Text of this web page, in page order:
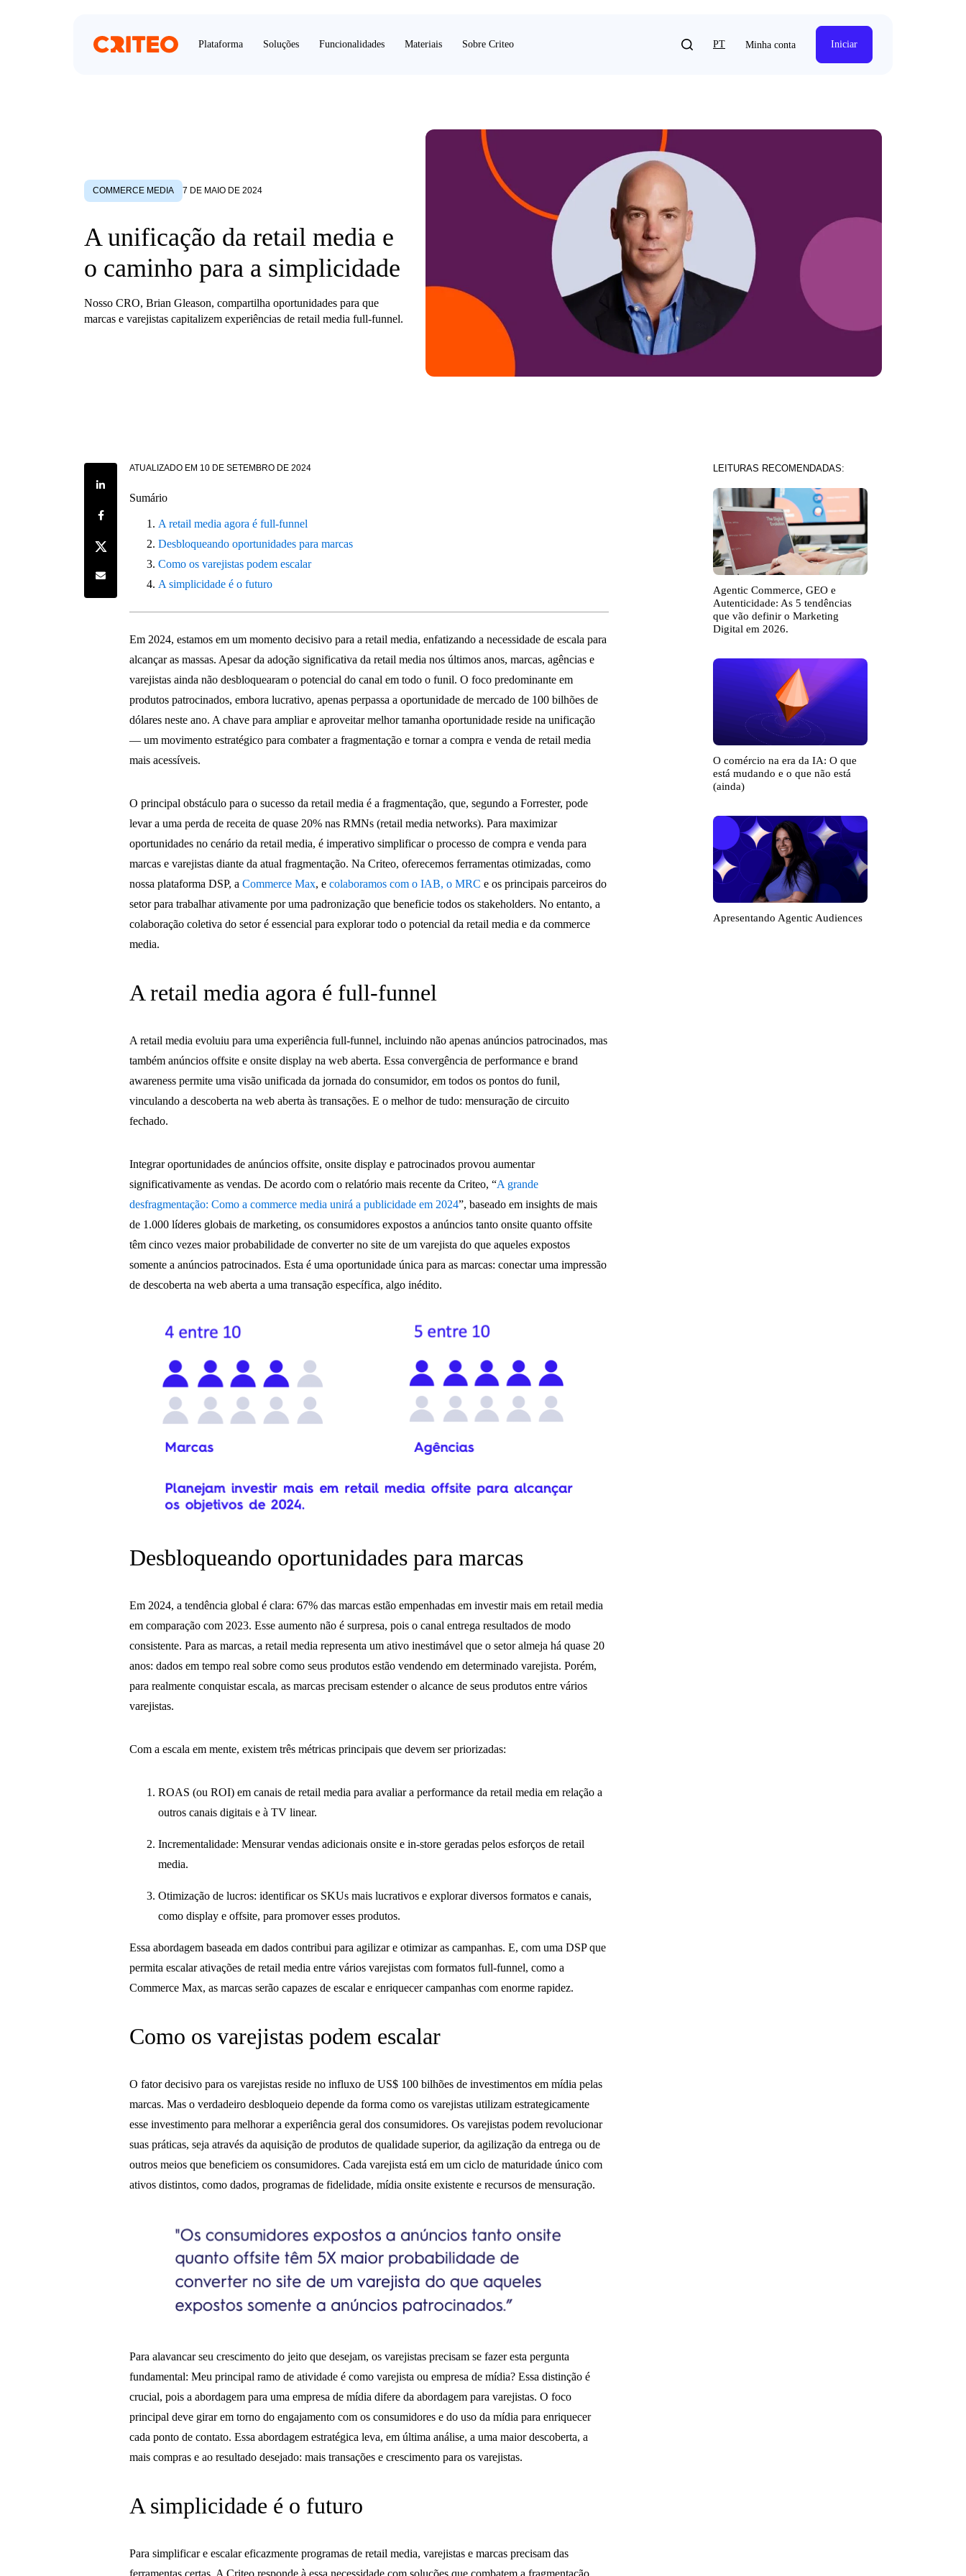
Plataforma Soluções Funcionalidades Materiais Sobre Criteo PT Minha conta Iniciar
COMMERCE MEDIA 7 DE MAIO DE 2024
A unificação da retail media e
o caminho para a simplicidade
Nosso CRO, Brian Gleason, compartilha oportunidades para que
marcas e varejistas capitalizem experiências de retail media full-funnel.
Share on LinkedIn
Share on Facebook
Share on Twitter
Share by e-mail
ATUALIZADO EM 10 DE SETEMBRO DE 2024
Sumário
A retail media agora é full-funnel
Desbloqueando oportunidades para marcas
Como os varejistas podem escalar
A simplicidade é o futuro
Em 2024, estamos em um momento decisivo para a retail media, enfatizando a necessidade de escala para
alcançar as massas. Apesar da adoção significativa da retail media nos últimos anos, marcas, agências e
varejistas ainda não desbloquearam o potencial do canal em todo o funil. O foco predominante em
produtos patrocinados, embora lucrativo, apenas perpassa a oportunidade de mercado de 100 bilhões de
dólares neste ano. A chave para ampliar e aproveitar melhor tamanha oportunidade reside na unificação
— um movimento estratégico para combater a fragmentação e tornar a compra e venda de retail media
mais acessíveis.
O principal obstáculo para o sucesso da retail media é a fragmentação, que, segundo a Forrester, pode
levar a uma perda de receita de quase 20% nas RMNs (retail media networks). Para maximizar
oportunidades no cenário da retail media, é imperativo simplificar o processo de compra e venda para
marcas e varejistas diante da atual fragmentação. Na Criteo, oferecemos ferramentas otimizadas, como
nossa plataforma DSP, aCommerce Max, ecolaboramos com o IAB, o MRC e os principais parceiros do
setor para trabalhar ativamente por uma padronização que beneficie todos os stakeholders. No entanto, a
colaboração coletiva do setor é essencial para explorar todo o potencial da retail media e da commerce
media.
A retail media agora é full-funnel
A retail media evoluiu para uma experiência full-funnel, incluindo não apenas anúncios patrocinados, mas
também anúncios offsite e onsite display na web aberta. Essa convergência de performance e brand
awareness permite uma visão unificada da jornada do consumidor, em todos os pontos do funil,
vinculando a descoberta na web aberta às transações. E o melhor de tudo: mensuração de circuito
fechado.
Integrar oportunidades de anúncios offsite, onsite display e patrocinados provou aumentar
significativamente as vendas. De acordo com o relatório mais recente da Criteo, “A grande
desfragmentação: Como a commerce media unirá a publicidade em 2024”, baseado em insights de mais
de 1.000 líderes globais de marketing, os consumidores expostos a anúncios tanto onsite quanto offsite
têm cinco vezes maior probabilidade de converter no site de um varejista do que aqueles expostos
somente a anúncios patrocinados. Esta é uma oportunidade única para as marcas: conectar uma impressão
de descoberta na web aberta a uma transação específica, algo inédito.
Desbloqueando oportunidades para marcas
Em 2024, a tendência global é clara: 67% das marcas estão empenhadas em investir mais em retail media
em comparação com 2023. Esse aumento não é surpresa, pois o canal entrega resultados de modo
consistente. Para as marcas, a retail media representa um ativo inestimável que o setor almeja há quase 20
anos: dados em tempo real sobre como seus produtos estão vendendo em determinado varejista. Porém,
para realmente conquistar escala, as marcas precisam estender o alcance de seus produtos entre vários
varejistas.
Com a escala em mente, existem três métricas principais que devem ser priorizadas:
ROAS (ou ROI) em canais de retail media para avaliar a performance da retail media em relação a
outros canais digitais e à TV linear.
Incrementalidade: Mensurar vendas adicionais onsite e in-store geradas pelos esforços de retail
media.
Otimização de lucros: identificar os SKUs mais lucrativos e explorar diversos formatos e canais,
como display e offsite, para promover esses produtos.
Essa abordagem baseada em dados contribui para agilizar e otimizar as campanhas. E, com uma DSP que
permita escalar ativações de retail media entre vários varejistas com formatos full-funnel, como a
Commerce Max, as marcas serão capazes de escalar e enriquecer campanhas com enorme rapidez.
Como os varejistas podem escalar
O fator decisivo para os varejistas reside no influxo de US$ 100 bilhões de investimentos em mídia pelas
marcas. Mas o verdadeiro desbloqueio depende da forma como os varejistas utilizam estrategicamente
esse investimento para melhorar a experiência geral dos consumidores. Os varejistas podem revolucionar
suas práticas, seja através da aquisição de produtos de qualidade superior, da agilização da entrega ou de
outros meios que beneficiem os consumidores. Cada varejista está em um ciclo de maturidade único com
ativos distintos, como dados, programas de fidelidade, mídia onsite existente e recursos de mensuração.
Para alavancar seu crescimento do jeito que desejam, os varejistas precisam se fazer esta pergunta
fundamental: Meu principal ramo de atividade é como varejista ou empresa de mídia? Essa distinção é
crucial, pois a abordagem para uma empresa de mídia difere da abordagem para varejistas. O foco
principal deve girar em torno do engajamento com os consumidores e do uso da mídia para enriquecer
cada ponto de contato. Essa abordagem estratégica leva, em última análise, a uma maior descoberta, a
mais compras e ao resultado desejado: mais transações e crescimento para os varejistas.
A simplicidade é o futuro
Para simplificar e escalar eficazmente programas de retail media, varejistas e marcas precisam das
LEITURAS RECOMENDADAS:
Agentic Commerce, GEO e
Autenticidade: As 5 tendências
que vão definir o Marketing
Digital em 2026.
O comércio na era da IA: O que
está mudando e o que não está
(ainda)
Apresentando Agentic Audiences